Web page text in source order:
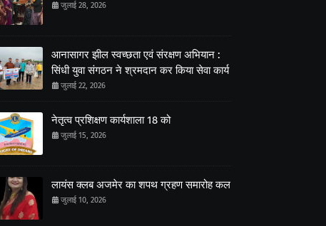
जुलाई 28, 2026
आनासागर झील स्वच्छता एवं संरक्षण अभियान :
सिंधी युवा संगठन ने श्रमदान कर किया सेवा कार्य
जुलाई 22, 2026
नेतृत्व प्रशिक्षण कार्यशाला 18 को
जुलाई 15, 2026
लायंस क्लब अजमेर का शपथ ग्रहण समारोह कल
जुलाई 10, 2026